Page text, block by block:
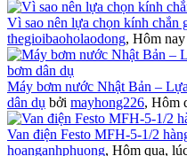
Vì sao nên lựa chọn kính chắn
thegioibaoholaodong, Hôm
Máy bơm nước Nhật Bản –
dân dụ bởi mayhong226, Hôm
Van điện Festo MFH-5-1/2
hoanganhphuong, Hôm qua,